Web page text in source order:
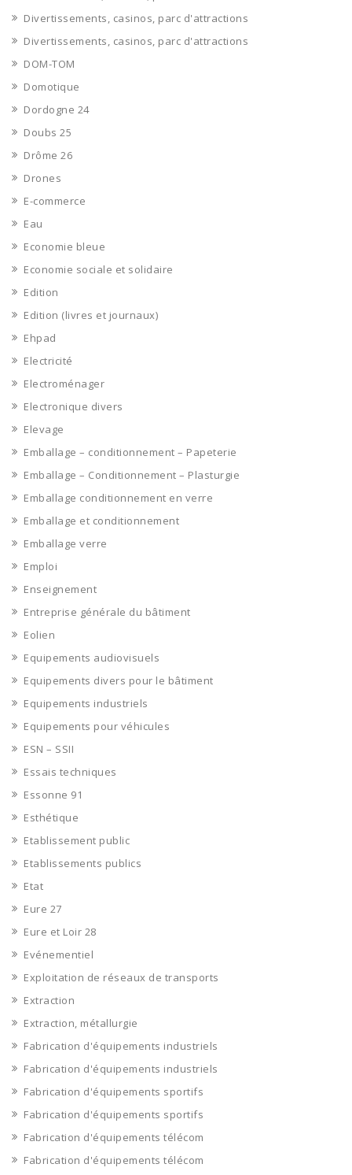
Divertissements, casinos, parc d'attractions
Divertissements, casinos, parc d'attractions
DOM-TOM
Domotique
Dordogne 24
Doubs 25
Drôme 26
Drones
E-commerce
Eau
Economie bleue
Economie sociale et solidaire
Edition
Edition (livres et journaux)
Ehpad
Electricité
Electroménager
Electronique divers
Elevage
Emballage – conditionnement – Papeterie
Emballage – Conditionnement – Plasturgie
Emballage conditionnement en verre
Emballage et conditionnement
Emballage verre
Emploi
Enseignement
Entreprise générale du bâtiment
Eolien
Equipements audiovisuels
Equipements divers pour le bâtiment
Equipements industriels
Equipements pour véhicules
ESN – SSII
Essais techniques
Essonne 91
Esthétique
Etablissement public
Etablissements publics
Etat
Eure 27
Eure et Loir 28
Evénementiel
Exploitation de réseaux de transports
Extraction
Extraction, métallurgie
Fabrication d'équipements industriels
Fabrication d'équipements industriels
Fabrication d'équipements sportifs
Fabrication d'équipements sportifs
Fabrication d'équipements télécom
Fabrication d'équipements télécom